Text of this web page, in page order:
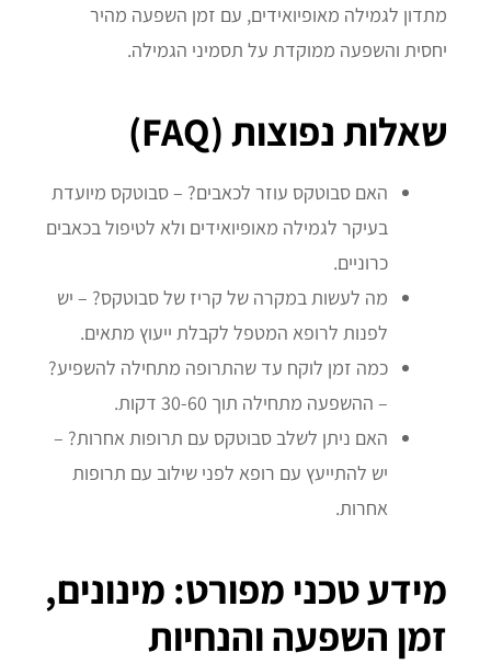
מתדון לגמילה מאופיואידים, עם זמן השפעה מהיר
יחסית והשפעה ממוקדת על תסמיני הגמילה.
שאלות נפוצות (FAQ)
האם סבוטקס עוזר לכאבים? – סבוטקס מיועדת
בעיקר לגמילה מאופיואידים ולא לטיפול בכאבים
כרוניים.
מה לעשות במקרה של קריז של סבוטקס? – יש
לפנות לרופא המטפל לקבלת ייעוץ מתאים.
כמה זמן לוקח עד שהתרופה מתחילה להשפיע?
– ההשפעה מתחילה תוך 30-60 דקות.
האם ניתן לשלב סבוטקס עם תרופות אחרות? –
יש להתייעץ עם רופא לפני שילוב עם תרופות
אחרות.
מידע טכני מפורט: מינונים,
זמן השפעה והנחיות